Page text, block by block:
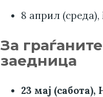
8 април
За
заедница
23 мај